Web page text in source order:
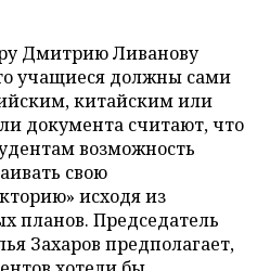
Дмитрию Ливанову
учащиеся должны сами
китайским или
документа считают, что
возможность
свою
исходя из
планов. Председатель
Захаров предполагает,